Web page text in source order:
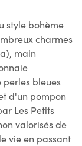
style bohème
charmes
main
perles bleues
d'un pompon
Les Petits
valorisés de
vie en passant